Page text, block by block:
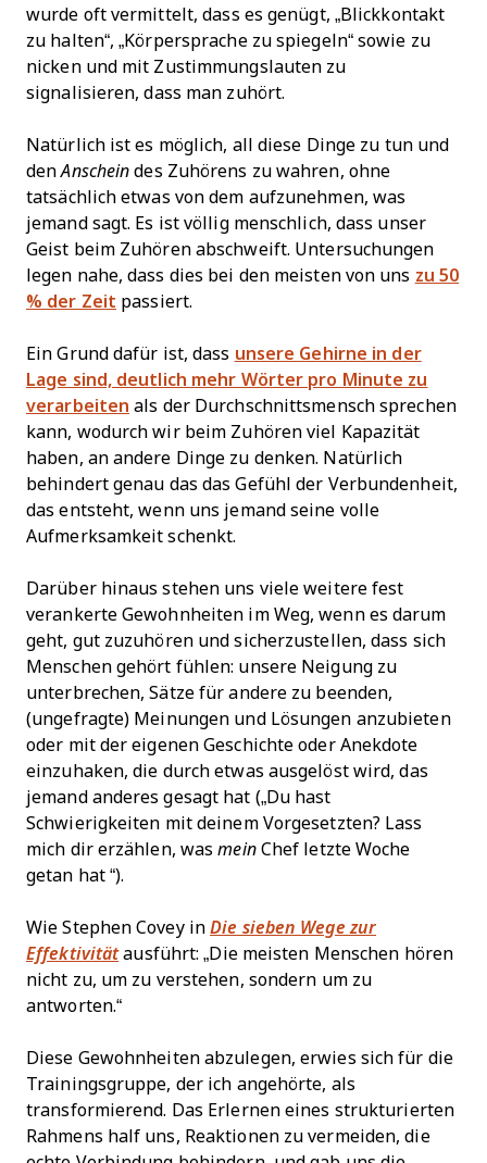
wurde oft vermittelt, dass es genügt, „Blickkontakt
zu halten“, „Körpersprache zu spiegeln“ sowie zu
nicken und mit Zustimmungslauten zu
signalisieren, dass man zuhört.
Natürlich ist es möglich, all diese Dinge zu tun und
denAnschein des Zuhörens zu wahren, ohne
tatsächlich etwas von dem aufzunehmen, was
jemand sagt. Es ist völlig menschlich, dass unser
Geist beim Zuhören abschweift. Untersuchungen
legen nahe, dass dies bei den meisten von uns zu 50
% der Zeit passiert.
Ein Grund dafür ist, dass unsere Gehirne in der
Lage sind, deutlich mehr Wörter pro Minute zu
verarbeiten als der Durchschnittsmensch sprechen
kann, wodurch wir beim Zuhören viel Kapazität
haben, an andere Dinge zu denken. Natürlich
behindert genau das das Gefühl der Verbundenheit,
das entsteht, wenn uns jemand seine volle
Aufmerksamkeit schenkt.
Darüber hinaus stehen uns viele weitere fest
verankerte Gewohnheiten im Weg, wenn es darum
geht, gut zuzuhören und sicherzustellen, dass sich
Menschen gehört fühlen: unsere Neigung zu
unterbrechen, Sätze für andere zu beenden,
(ungefragte) Meinungen und Lösungen anzubieten
oder mit der eigenen Geschichte oder Anekdote
einzuhaken, die durch etwas ausgelöst wird, das
jemand anderes gesagt hat („Du hast
Schwierigkeiten mit deinem Vorgesetzten? Lass
mich dir erzählen, wasmeinChef letzte Woche
getan hat “).
Wie Stephen Covey inDie sieben Wege zur
Effektivitätausführt: „Die meisten Menschen hören
nicht zu, um zu verstehen, sondern um zu
antworten.“
Diese Gewohnheiten abzulegen, erwies sich für die
Trainingsgruppe, der ich angehörte, als
transformierend. Das Erlernen eines strukturierten
Rahmens half uns, Reaktionen zu vermeiden, die